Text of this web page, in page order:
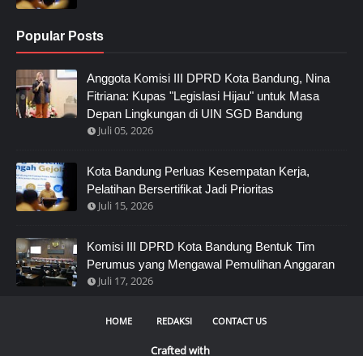
Popular Posts
Anggota Komisi III DPRD Kota Bandung, Nina
Fitriana: Kupas "Legislasi Hijau" untuk Masa
Depan Lingkungan di UIN SGD Bandung
Juli 05, 2026
Kota Bandung Perluas Kesempatan Kerja,
Pelatihan Bersertifikat Jadi Prioritas
Juli 15, 2026
Komisi III DPRD Kota Bandung Bentuk Tim
Perumus yang Mengawal Pemulihan Anggaran
Juli 17, 2026
HOME REDAKSI CONTACT US
Crafted with